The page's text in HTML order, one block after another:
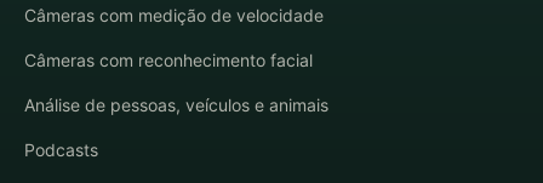
Câmeras com medição de velocidade
Câmeras com reconhecimento facial
Análise de pessoas, veículos e animais
Podcasts